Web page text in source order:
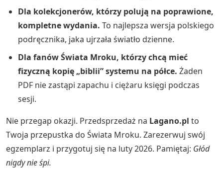
Dla kolekcjonerów, którzy polują na poprawione,
kompletne wydania. To najlepsza wersja polskiego
podręcznika, jaka ujrzała światło dzienne.
Dla fanów Świata Mroku, którzy chcą mieć
fizyczną kopię „biblii” systemu na półce. Żaden
PDF nie zastąpi zapachu i ciężaru księgi podczas
sesji.
Nie przegap okazji. Przedsprzedaż na Lagano.pl to
Twoja przepustka do Świata Mroku. Zarezerwuj swój
egzemplarz i przygotuj się na luty 2026. Pamiętaj: Głód
nigdy nie śpi.